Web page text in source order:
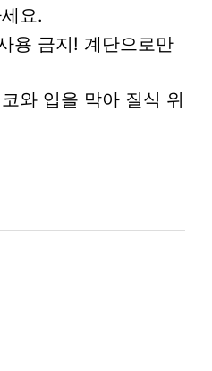
요.
용 금지! 계단으로만
와 입을 막아 질식 위